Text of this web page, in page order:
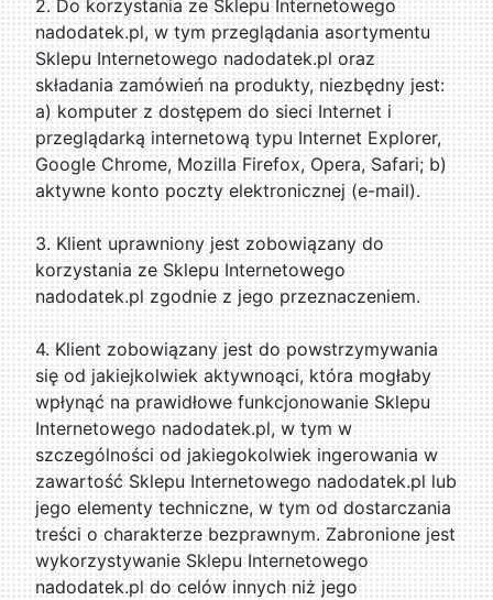
2. Do korzystania ze Sklepu Internetowego
nadodatek.pl, w tym przeglądania asortymentu
Sklepu Internetowego nadodatek.pl oraz
składania zamówień na produkty, niezbędny jest:
a) komputer z dostępem do sieci Internet i
przeglądarką internetową typu Internet Explorer,
Google Chrome, Mozilla Firefox, Opera, Safari; b)
aktywne konto poczty elektronicznej (e-mail).
3. Klient uprawniony jest zobowiązany do
korzystania ze Sklepu Internetowego
nadodatek.pl zgodnie z jego przeznaczeniem.
4. Klient zobowiązany jest do powstrzymywania
się od jakiejkolwiek aktywnoąci, która mogłaby
wpłynąć na prawidłowe funkcjonowanie Sklepu
Internetowego nadodatek.pl, w tym w
szczególności od jakiegokolwiek ingerowania w
zawartość Sklepu Internetowego nadodatek.pl lub
jego elementy techniczne, w tym od dostarczania
treści o charakterze bezprawnym. Zabronione jest
wykorzystywanie Sklepu Internetowego
nadodatek.pl do celów innych niż jego